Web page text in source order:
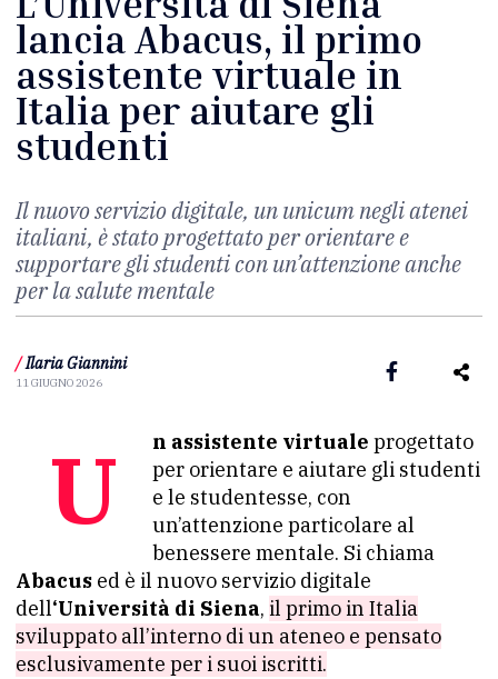
lancia Abacus, il primo
assistente virtuale in
Italia per aiutare gli
studenti
Il nuovo servizio digitale, un unicum negli atenei
italiani, è stato progettato per orientare e
supportare gli studenti con un’attenzione anche
per la salute mentale
/ Ilaria Giannini
11 GIUGNO 2026
Un assistente virtuale progettato
per orientare e aiutare gli studenti
e le studentesse, con
un’attenzione particolare al
benessere mentale. Si chiama
Abacus ed è il nuovo servizio digitale
dell‘Università di Siena, il primo in Italia
sviluppato all’interno di un ateneo e pensato
esclusivamente per i suoi iscritti.